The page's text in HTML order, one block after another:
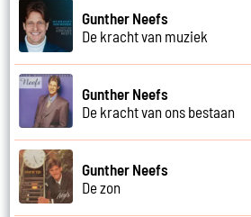
Gunther Neefs
De kracht van muziek
Gunther Neefs
De kracht van ons bestaan
Gunther Neefs
De zon